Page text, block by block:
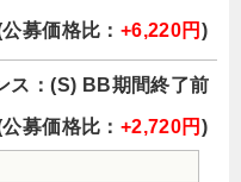
募価格比： +6,220円 )
ス：(S) BB期間終了前
募価格比： +2,720円 )